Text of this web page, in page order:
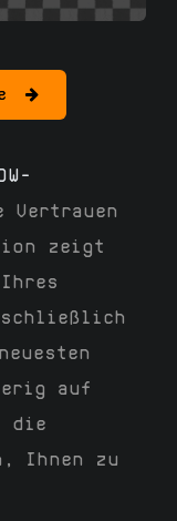
Vertrauen
zeigt
auf
die
Ihnen zu